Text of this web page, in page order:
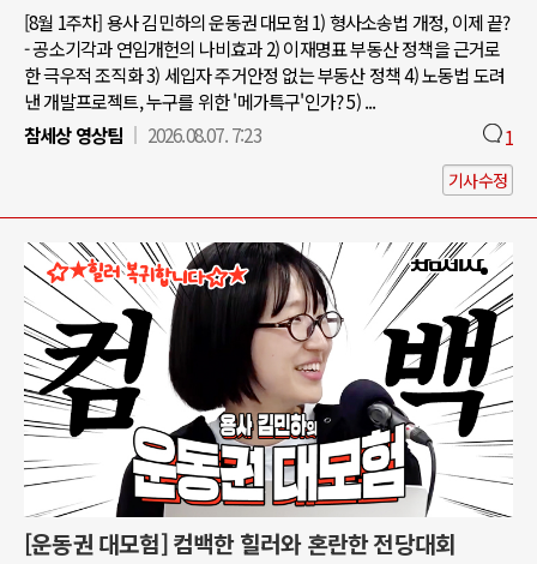
[8월 1주차] 용사 김민하의 운동권 대모험 1) 형사소송법 개정, 이제 끝?
- 공소기각과 연임개헌의 나비효과 2) 이재명표 부동산 정책을 근거로
한 극우적 조직화 3) 세입자 주거안정 없는 부동산 정책 4) 노동법 도려
낸 개발프로젝트, 누구를 위한 '메가특구'인가? 5) ...
참세상 영상팀
2026.08.07. 7:23 1
기사수정
[운동권 대모험] 컴백한 힐러와 혼란한 전당대회